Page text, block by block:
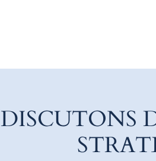
DISCUTONS